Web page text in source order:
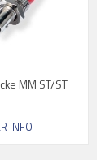
MM ST/ST
INFO